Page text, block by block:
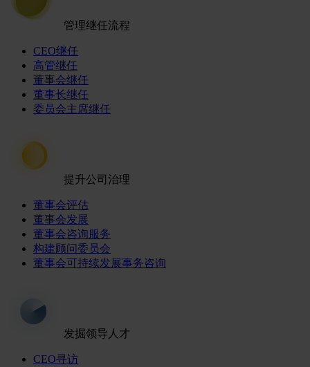
管理继任流程
CEO继任
高管继任
董事会继任
董事长继任
委员会主席继任
提升公司治理
董事会评估
董事会发展
董事会咨询服务
构建顾问委员会
董事会可持续发展事务咨询
发掘领导人才
CEO寻访